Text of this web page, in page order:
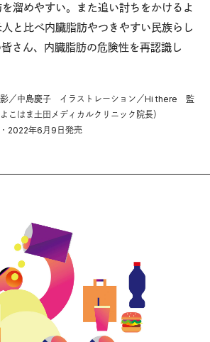
溜めやすい。また追い討ちをかけるよ
と比べ内臓脂肪やつきやすい民族らし
さん、内臓脂肪の危険性を再認識し
／中島慶子 イラストレーション／Hi there 監
こはま土田メディカルクリニック院長）
2022年6月9日発売